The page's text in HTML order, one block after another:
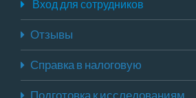
Вход для сотрудников
Отзывы
Справка в налоговую
Подготовка к исследованиям